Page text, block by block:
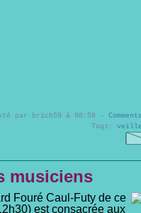
par brich59 à 08:58 -
Tags: veille
musiciens
Fouré Caul-Futy de ce
est consacrée aux